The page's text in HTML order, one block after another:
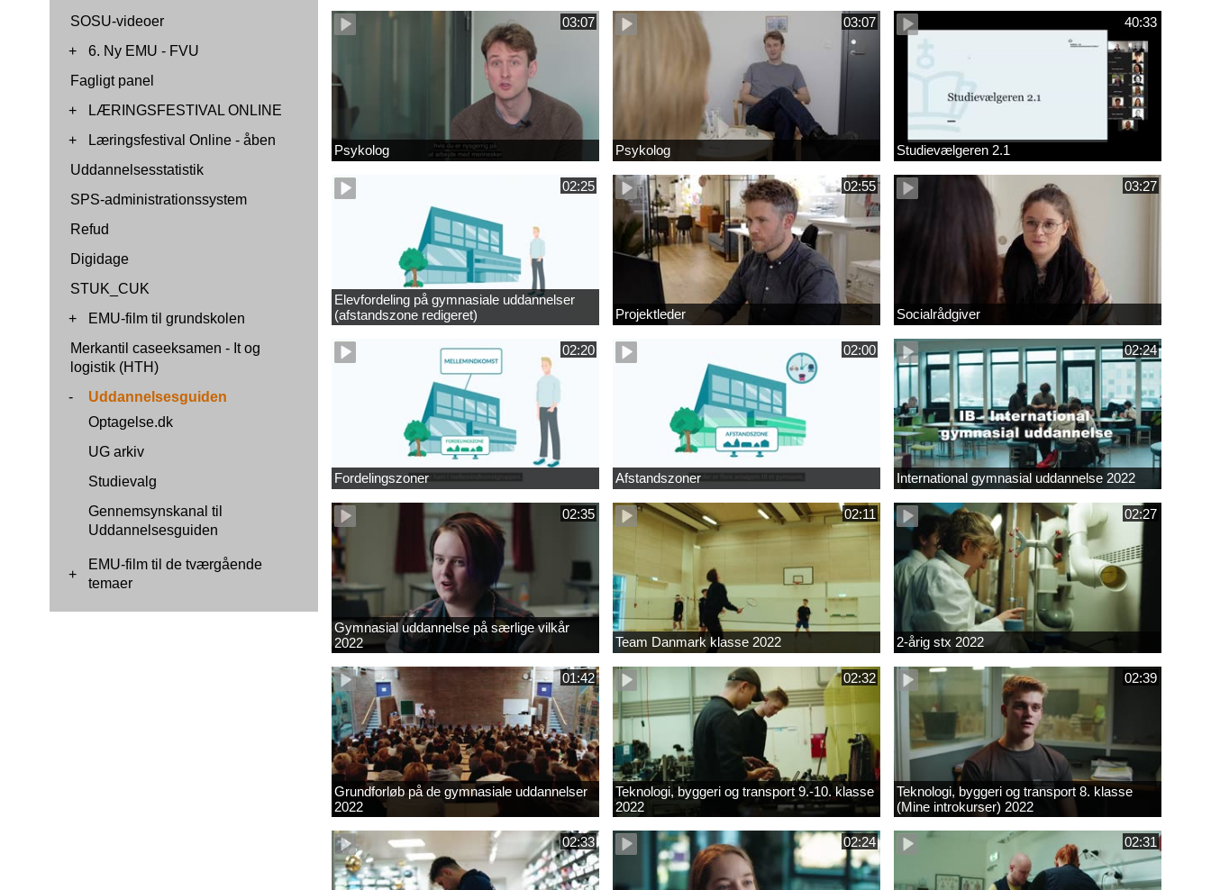
SOSU-videoer
+
6. Ny EMU - FVU
Fagligt panel
+
LÆRINGSFESTIVAL ONLINE
+
Læringsfestival Online - åben
Uddannelsesstatistik
SPS-administrationssystem
Refud
Digidage
STUK_CUK
+
EMU-film til grundskolen
Merkantil caseeksamen - It og
logistik (HTH)
-
Uddannelsesguiden
Optagelse.dk
UG arkiv
Studievalg
Gennemsynskanal til
Uddannelsesguiden
+
EMU-film til de tværgående
temaer
03:07
Psykolog
03:07
Psykolog
40:33
Studievælgeren 2.1
02:25
Elevfordeling på gymnasiale uddannelser
(afstandszone redigeret)
02:55
Projektleder
03:27
Socialrådgiver
02:20
Fordelingszoner
02:00
Afstandszoner
02:24
International gymnasial uddannelse 2022
02:35
Gymnasial uddannelse på særlige vilkår
2022
02:11
Team Danmark klasse 2022
02:27
2-årig stx 2022
01:42
Grundforløb på de gymnasiale uddannelser
2022
02:32
Teknologi, byggeri og transport 9.-10. klasse
2022
02:39
Teknologi, byggeri og transport 8. klasse
(Mine introkurser) 2022
02:33 02:24 02:31